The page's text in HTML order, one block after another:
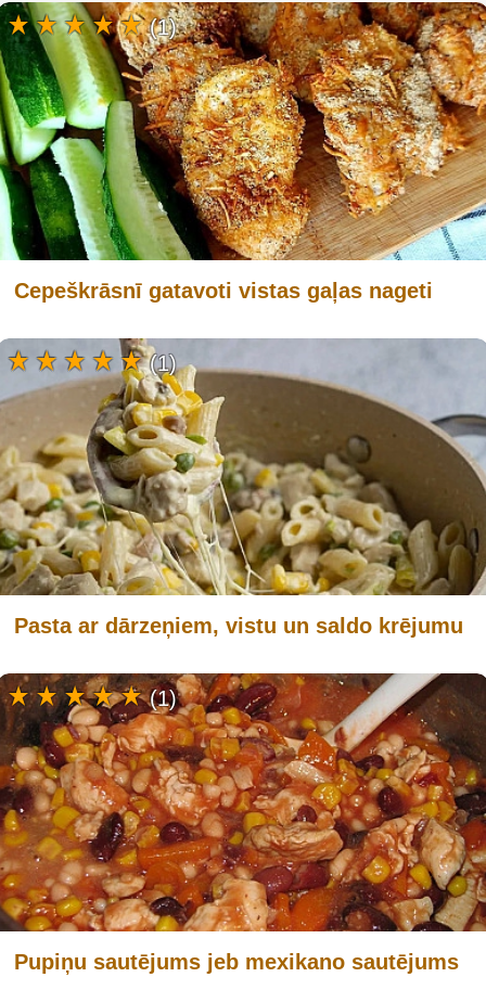
Cepeškrāsnī gatavoti vistas gaļas nageti
(1)
Pasta ar dārzeņiem, vistu un saldo krējumu
(1)
Pupiņu sautējums jeb mexikano sautējums
(1)